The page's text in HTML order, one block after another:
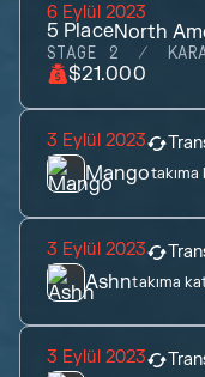
6 Eylül 2023
5 PlaceNorth
STAGE 2
$21.000
3 Eylül 2023
Mangotakıma
3 Eylül 2023
Ashntakıma
3 Eylül 2023